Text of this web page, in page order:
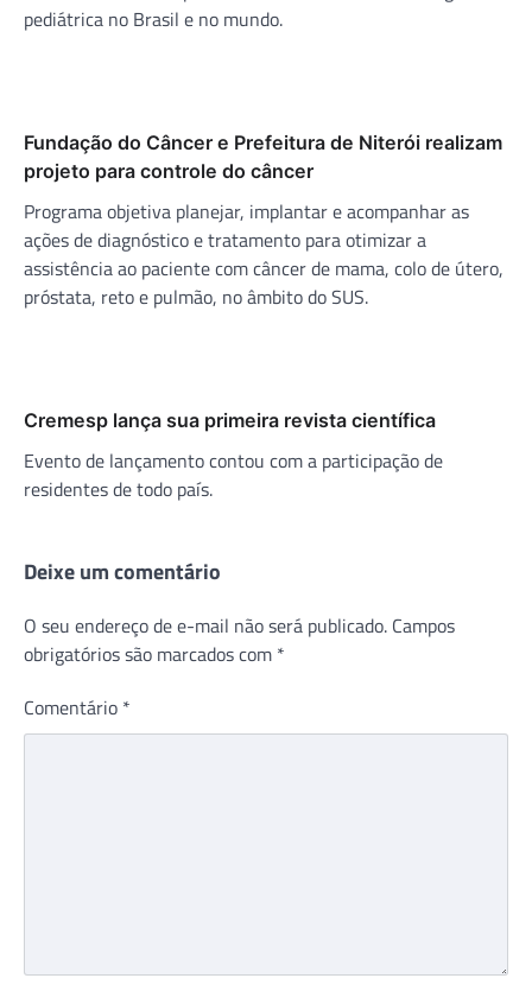
pediátrica no Brasil e no mundo.
Fundação do Câncer e Prefeitura de Niterói realizam
projeto para controle do câncer
Programa objetiva planejar, implantar e acompanhar as
ações de diagnóstico e tratamento para otimizar a
assistência ao paciente com câncer de mama, colo de útero,
próstata, reto e pulmão, no âmbito do SUS.
Cremesp lança sua primeira revista científica
Evento de lançamento contou com a participação de
residentes de todo país.
Deixe um comentário
O seu endereço de e-mail não será publicado. Campos
obrigatórios são marcados com *
Comentário *